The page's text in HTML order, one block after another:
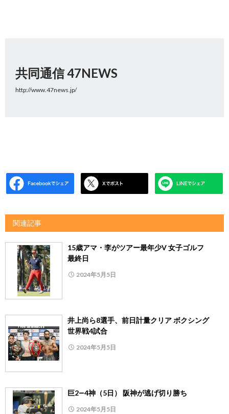
共同通信 47NEWS
http://www.47news.jp/
関連記事
15歳アマ・李がツアー最年少V 女子ゴルフ
最終日
2024年5月5日
井上尚ら8選手、前日計量クリア ボクシング
世界戦4試合
2024年5月5日
巨2―4神（5日） 阪神が逃げ切り勝ち
2024年5月5日